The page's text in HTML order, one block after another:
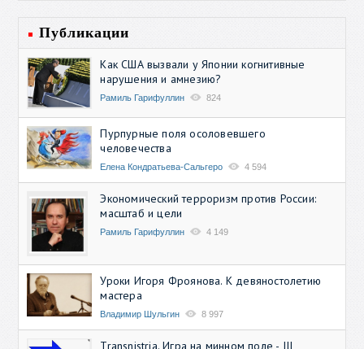
Публикации
Как США вызвали у Японии когнитивные
нарушения и амнезию?
Рамиль Гарифуллин 824
Пурпурные поля осоловевшего
человечества
Елена Кондратьева-Сальгеро 4 594
Экономический терроризм против России:
масштаб и цели
Рамиль Гарифуллин 4 149
Уроки Игоря Фроянова. К девяностолетию
мастера
Владимир Шульгин 8 997
Transnistria. Игра на минном поле - III